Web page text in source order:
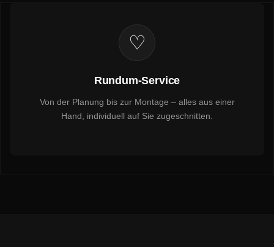
♡
Rundum-Service
Von der Planung bis zur Montage – alles aus einer
Hand, individuell auf Sie zugeschnitten.